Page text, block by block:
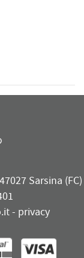
Sarsina (FC)
- privacy